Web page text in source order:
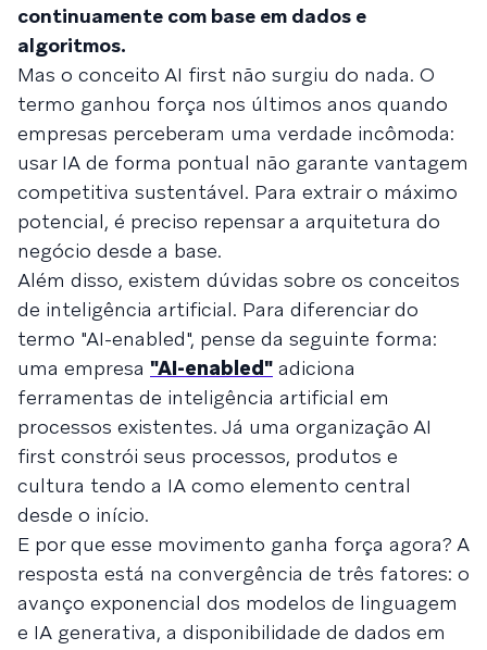
continuamente com base em dados e
algoritmos.
Mas o conceito AI first não surgiu do nada. O
termo ganhou força nos últimos anos quando
empresas perceberam uma verdade incômoda:
usar IA de forma pontual não garante vantagem
competitiva sustentável. Para extrair o máximo
potencial, é preciso repensar a arquitetura do
negócio desde a base.
Além disso, existem dúvidas sobre os conceitos
de inteligência artificial. Para diferenciar do
termo "AI-enabled", pense da seguinte forma:
uma empresa "AI-enabled" adiciona
ferramentas de inteligência artificial em
processos existentes. Já uma organização AI
first constrói seus processos, produtos e
cultura tendo a IA como elemento central
desde o início.
E por que esse movimento ganha força agora? A
resposta está na convergência de três fatores: o
avanço exponencial dos modelos de linguagem
e IA generativa, a disponibilidade de dados em